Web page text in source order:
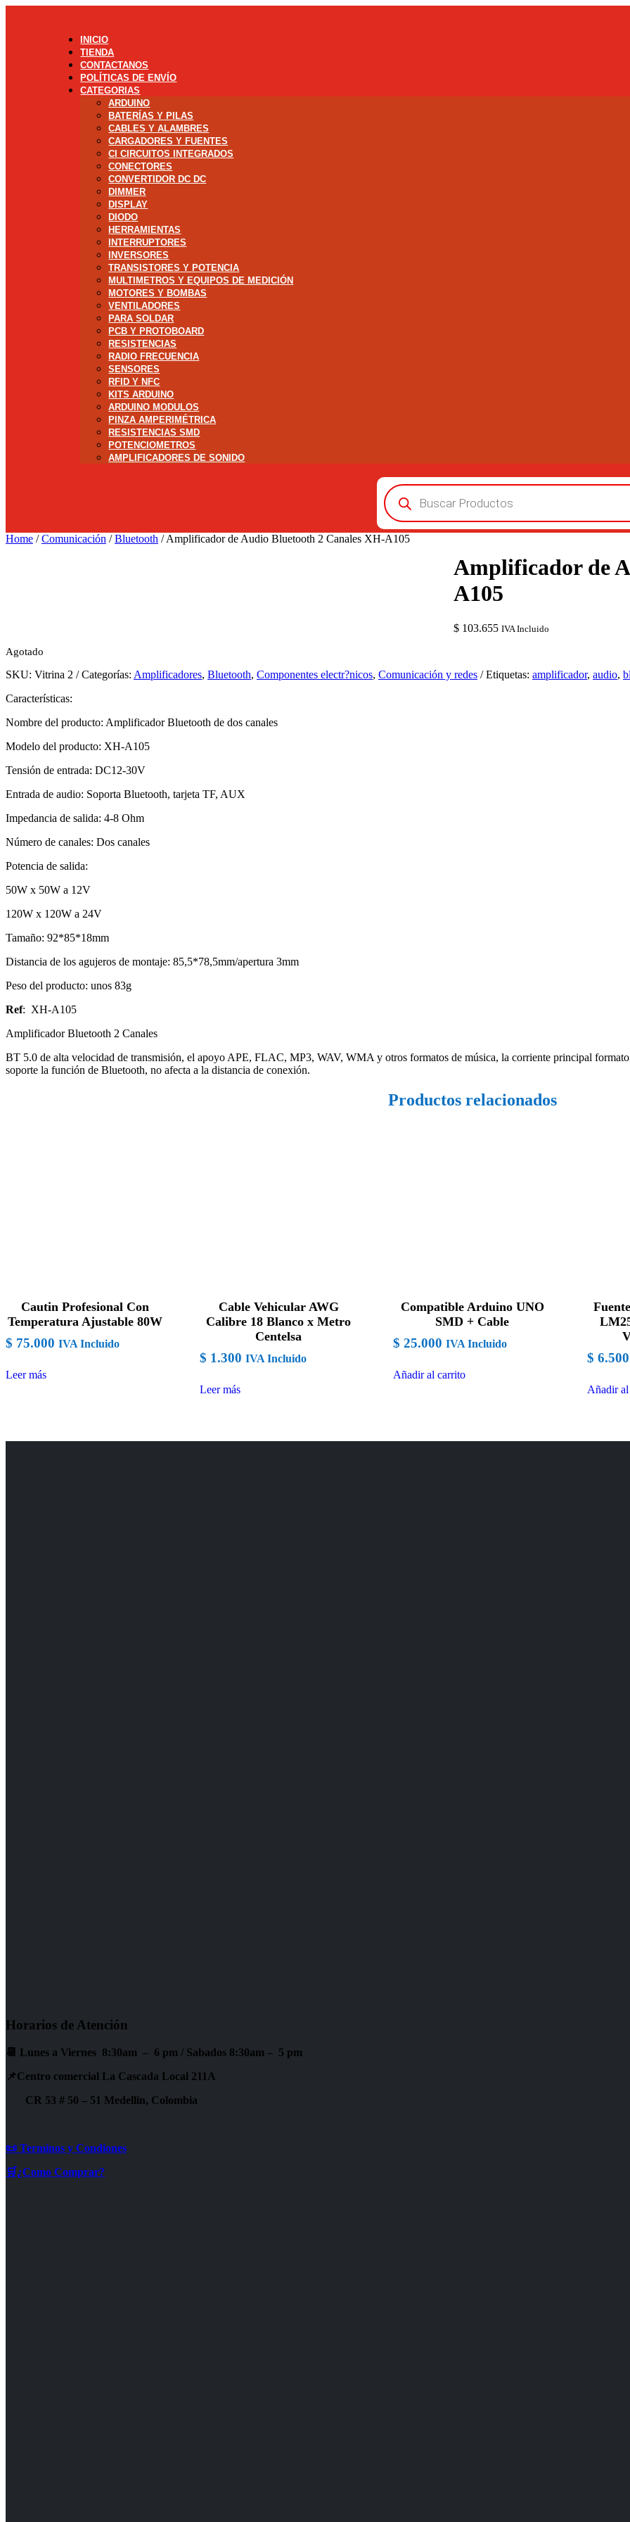
INICIO
TIENDA
CONTACTANOS
POLÍTICAS DE ENVÍO
CATEGORIAS
ARDUINO
BATERÍAS Y PILAS
CABLES Y ALAMBRES
CARGADORES Y FUENTES
CI CIRCUITOS INTEGRADOS
CONECTORES
CONVERTIDOR DC DC
DIMMER
DISPLAY
DIODO
HERRAMIENTAS
INTERRUPTORES
INVERSORES
TRANSISTORES Y POTENCIA
MULTIMETROS Y EQUIPOS DE MEDICIÓN
MOTORES Y BOMBAS
VENTILADORES
PARA SOLDAR
PCB Y PROTOBOARD
RESISTENCIAS
RADIO FRECUENCIA
SENSORES
RFID Y NFC
KITS ARDUINO
ARDUINO MODULOS
PINZA AMPERIMÉTRICA
RESISTENCIAS SMD
POTENCIOMETROS
AMPLIFICADORES DE SONIDO
Búsqueda
de
productos
Home /Comunicación /Bluetooth / Amplificador de Audio Bluetooth 2 Canales XH-A105
Amplificador de
A105
$ 103.655 IVA Incluido
Agotado
SKU: Vitrina 2 Categorías: Amplificadores, Bluetooth, Componentes electr?nicos, Comunicación y redes Etiquetas: amplificador, audio,
Características:
Nombre del producto: Amplificador Bluetooth de dos canales
Modelo del producto: XH-A105
Tensión de entrada: DC12-30V
Entrada de audio: Soporta Bluetooth, tarjeta TF, AUX
Impedancia de salida: 4-8 Ohm
Número de canales: Dos canales
Potencia de salida:
50W x 50W a 12V
120W x 120W a 24V
Tamaño: 92*85*18mm
Distancia de los agujeros de montaje: 85,5*78,5mm/apertura 3mm
Peso del producto: unos 83g
Ref: XH-A105
Amplificador Bluetooth 2 Canales
BT 5.0 de alta velocidad de transmisión, el apoyo APE, FLAC, MP3, WAV, WMA y otros formatos de música, la corriente principal
soporte la función de Bluetooth, no afecta a la distancia de conexión.
Productos relacionados
Cautin Profesional Con
Temperatura Ajustable 80W
$ 75.000 IVA Incluido
Leer más
Cable Vehicular AWG
Calibre 18 Blanco x Metro
Centelsa
$ 1.300 IVA Incluido
Leer más
Compatible Arduino UNO
SMD + Cable
$ 25.000 IVA Incluido
Añadir al carrito
$ 6.500
Añadir
Horarios de Atención
📆 Lunes a Viernes 8:30am – 6 pm / Sabados 8:30am – 5 pm
📌Centro comercial La Cascada Local 211A
CR 53 # 50 – 51 Medellin, Colombia
📜 Terminos y Condiones
🛒¿Como Comprar?